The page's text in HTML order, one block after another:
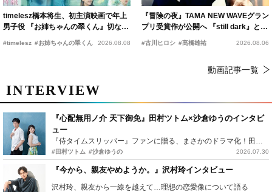
timelesz橋本将生、初主演映画で年上
男子役 『お姉ちゃんの翠くん』切ない
#timelesz #お姉ちゃんの翠くん 2026.08.08
『冒険の夜』TAMA NEW WAVEグラン
プリ受賞作が公開へ 『still dark』と同
#古川ヒロシ #髙橋雄祐 2026.08.06
動画記事一覧
INTERVIEW
『心配無用ノ介 天下御免』田村ツトム×沙倉ゆうのインタビ
ュー
『侍タイムスリッパー』ファンに贈る、まさかのドラマ化！田村ツトム×沙倉ゆうのが語る『心配無用ノ介』撮影秘話
#田村ツトム #沙倉ゆうの 2026.07.30
『今から、親友やめようか。』沢村玲インタビュー
沢村玲、親友から一線を越えて…理想の恋愛像について語る